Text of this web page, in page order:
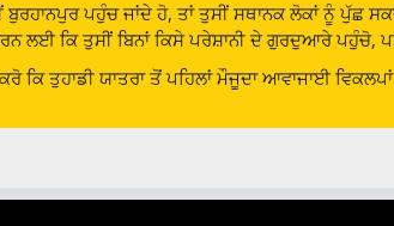
ਪਹੁੰਚ ਜਾਂਦੇ ਹੋ, ਤਾਂ ਤੁਸੀਂ ਸਥਾਨਕ ਲੋਕਾਂ ਨੂੰ ਪੁੱਛ
ਲਈ ਕਿ ਤੁਸੀਂ ਬਿਨਾਂ ਕਿਸੇ ਪਰੇਸ਼ਾਨੀ ਦੇ ਗੁਰਦੁਆਰੇ ਪਹੁੰਚੋ,
ਕਿ ਤੁਹਾਡੀ ਯਾਤਰਾ ਤੋਂ ਪਹਿਲਾਂ ਮੌਜੂਦਾ ਆਵਾਜਾਈ